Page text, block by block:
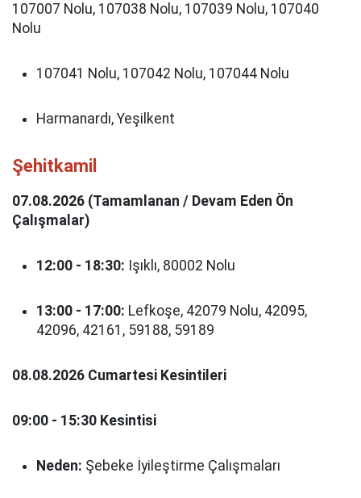
107007 Nolu, 107038 Nolu, 107039 Nolu, 107040
Nolu
107041 Nolu, 107042 Nolu, 107044 Nolu
Harmanardı, Yeşilkent
Şehitkamil
07.08.2026 (Tamamlanan / Devam Eden Ön
Çalışmalar)
12:00 - 18:30: Işıklı, 80002 Nolu
13:00 - 17:00: Lefkoşe, 42079 Nolu, 42095,
42096, 42161, 59188, 59189
08.08.2026 Cumartesi Kesintileri
09:00 - 15:30 Kesintisi
Neden: Şebeke İyileştirme Çalışmaları